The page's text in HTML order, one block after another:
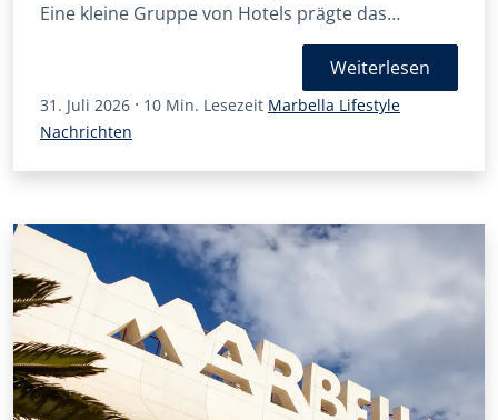
Eine kleine Gruppe von Hotels prägte das
Erscheinungsbild, den Lebensstil und die
Weiterlesen
31. Juli 2026 · 10 Min. Lesezeit Marbella Lifestyle
Nachrichten